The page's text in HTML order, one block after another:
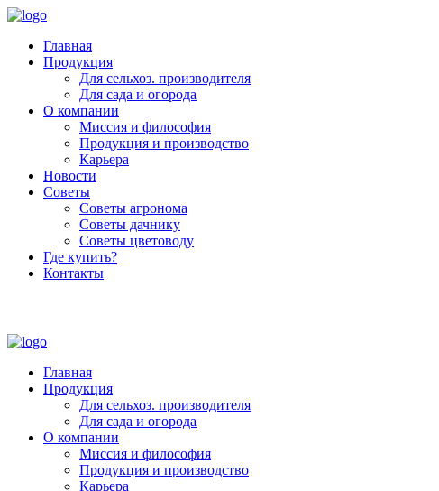
Главная
Продукция
Для сельхоз. производителя
Для сада и огорода
О компании
Миссия и философия
Продукция и производство
Карьера
Новости
Советы
Советы агронома
Советы дачнику
Советы цветоводу
Где купить?
Контакты
Главная
Продукция
Для сельхоз. производителя
Для сада и огорода
О компании
Миссия и философия
Продукция и производство
Карьера